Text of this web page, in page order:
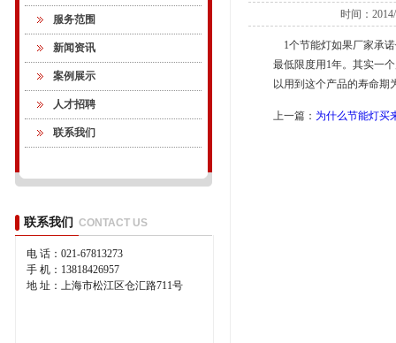
服务范围
新闻资讯
案例展示
人才招聘
联系我们
联系我们 CONTACT US
电 话：021-67813273
手 机：13818426957
地 址：上海市松江区仓汇路711号
时间：
1个节能灯如果厂家承
最低限度用1年。其实一
以用到这个产品的寿命期
上一篇： 为什么节能灯买